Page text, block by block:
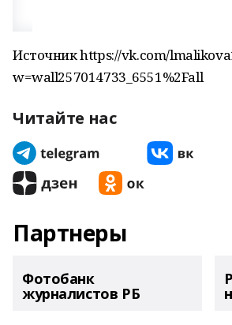
Источник https://vk.com/
w=wall257014733_6551%2Fall
Читайте нас
Партнеры
Фотобанк
журналистов РБ